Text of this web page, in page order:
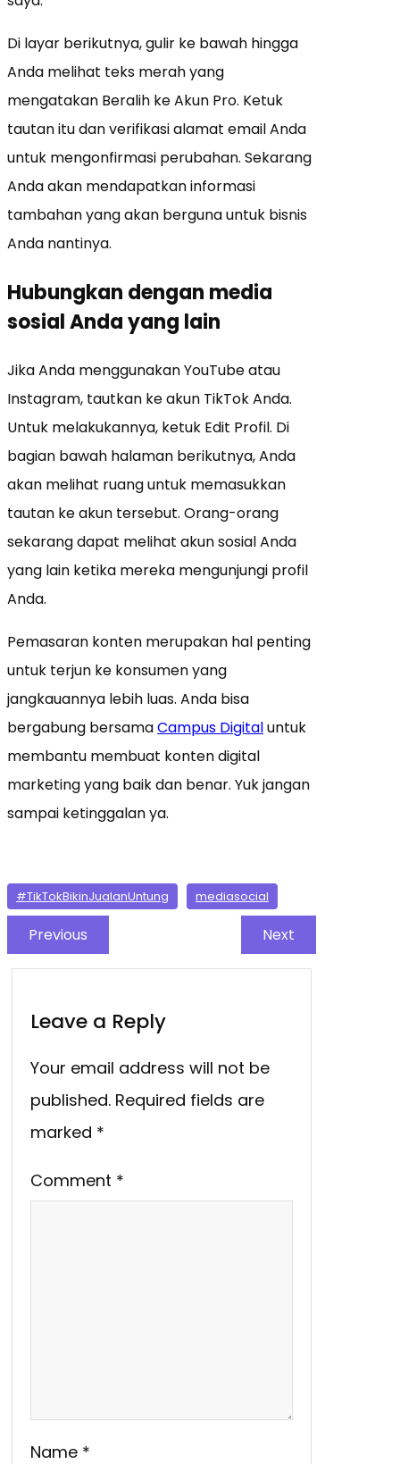
Di layar berikutnya, gulir ke bawah hingga
Anda melihat teks merah yang
mengatakan Beralih ke Akun Pro. Ketuk
tautan itu dan verifikasi alamat email Anda
untuk mengonfirmasi perubahan. Sekarang
Anda akan mendapatkan informasi
tambahan yang akan berguna untuk bisnis
Anda nantinya.
Hubungkan dengan media
sosial Anda yang lain
Jika Anda menggunakan YouTube atau
Instagram, tautkan ke akun TikTok Anda.
Untuk melakukannya, ketuk Edit Profil. Di
bagian bawah halaman berikutnya, Anda
akan melihat ruang untuk memasukkan
tautan ke akun tersebut. Orang-orang
sekarang dapat melihat akun sosial Anda
yang lain ketika mereka mengunjungi profil
Anda.
Pemasaran konten merupakan hal penting
untuk terjun ke konsumen yang
jangkauannya lebih luas. Anda bisa
bergabung bersamaCampus Digitaluntuk
membantu membuat konten digital
marketing yang baik dan benar. Yuk jangan
sampai ketinggalan ya.
#TikTokBikinJualanUntung mediasocial
Previous Next
Leave a Reply
Your email address will not be
published. Required fields are
marked *
Comment *
Name *